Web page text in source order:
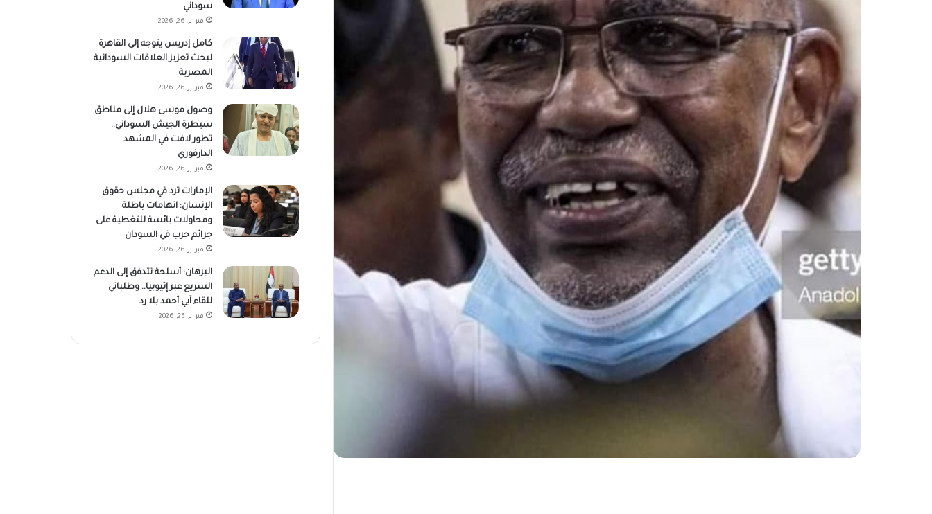
سوداني
فبراير 26, 2026
كامل إدريس يتوجه إلى القاهرة
لبحث تعزيز العلاقات السودانية
المصرية
فبراير 26, 2026
وصول موسى هلال إلى مناطق
سيطرة الجيش السوداني..
تطور لافت في المشهد
الدارفوري
فبراير 26, 2026
الإمارات ترد في مجلس حقوق
الإنسان: اتهامات باطلة
ومحاولات يائسة للتغطية على
جرائم حرب في السودان
فبراير 26, 2026
البرهان: أسلحة تتدفق إلى الدعم
السريع عبر إثيوبيا.. وطلباتي
للقاء آبي أحمد بلا رد
فبراير 25, 2026